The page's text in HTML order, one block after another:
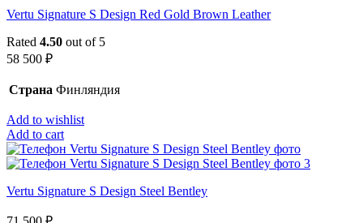
Vertu Signature S Design Red Gold Brown Leather
Rated 4.50 out of 5
58 500 ₽
Страна Финляндия
Add to wishlist
Add to cart
Vertu Signature S Design Steel Bentley